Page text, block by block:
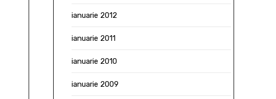
ianuarie 2012
ianuarie 2011
ianuarie 2010
ianuarie 2009